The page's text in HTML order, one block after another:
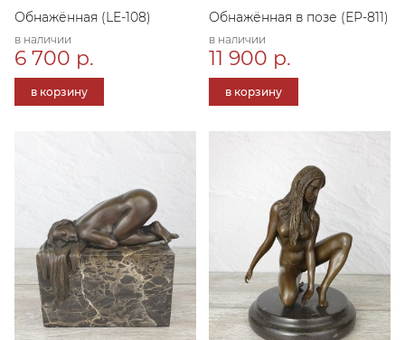
Обнажённая (LE-108)
в наличии
6 700 р.
в корзину
Обнажённая в позе (ЕР-811)
в наличии
11 900 р.
в корзину